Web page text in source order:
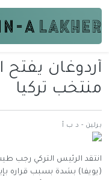
أردوغان يفتح
منتخب تركيا
برلين - د ب أ
انتقد الرئيس التركي رجب
(يويفا) بشدة بسبب قراره